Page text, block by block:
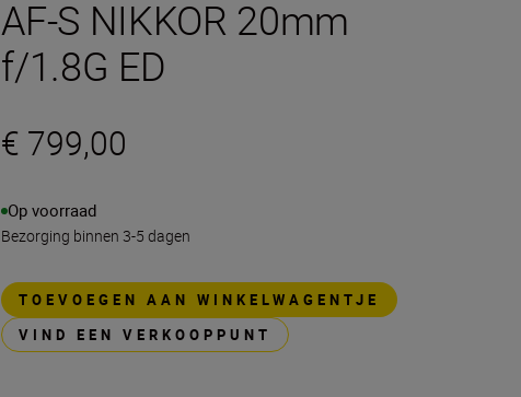
AF-S NIKKOR 20mm
f/1.8G ED
€ 799,00
Op voorraad
Bezorging binnen 3-5 dagen
TOEVOEGEN AAN WINKELWAGENTJE
VIND EEN VERKOOPPUNT